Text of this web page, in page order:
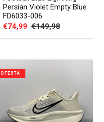
Persian Violet Empty Blue
FD6033-006
Precio
de
€74,99 Precio
habitual
€149,98
OFERTA